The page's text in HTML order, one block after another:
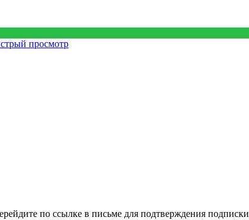
просмотр
по ссылке в письме для подтверждения подписки